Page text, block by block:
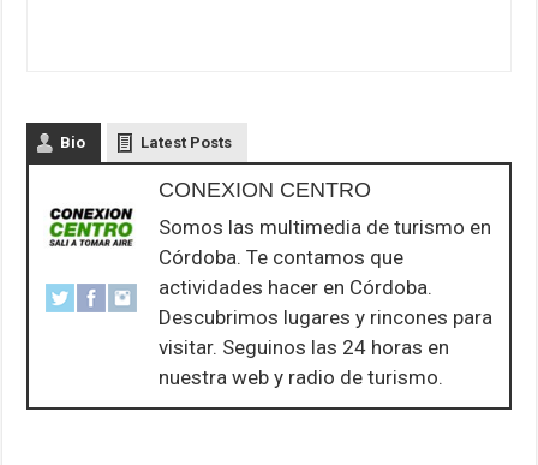
Bio Latest Posts
CONEXION CENTRO
Somos las multimedia de turismo en
Córdoba. Te contamos que
actividades hacer en Córdoba.
Descubrimos lugares y rincones para
visitar. Seguinos las 24 horas en
nuestra web y radio de turismo.